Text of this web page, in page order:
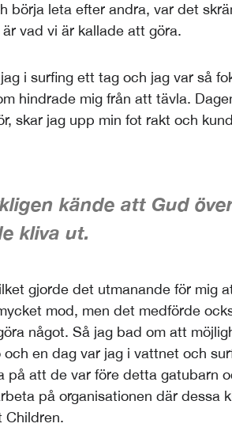
börja leta efter andra, var det
vad vi är kallade att göra.
i surfing ett tag och jag var så
hindrade mig från att tävla.
skar jag upp min fot rakt och
kände att Gud
kliva ut.
gjorde det utmanande för mig
mod, men det medförde
något. Så jag bad om att
en dag var jag i vattnet och
på att de var före detta gatubarn
på organisationen där dessa
Children.